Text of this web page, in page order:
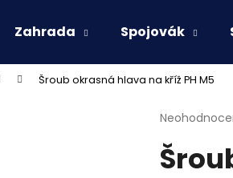
Zahrada Spojovák
Šroub okrasná hlava na kříž PH M5
Průměrné
produktu
je
potřebujete najít?